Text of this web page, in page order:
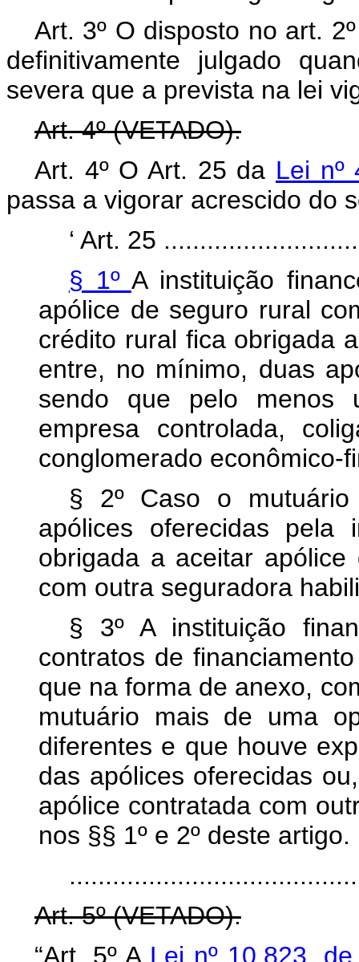
Art. 3º O disposto no art.
definitivamente julgado
severa que a prevista na lei
Art. 4º (VETADO).
Art. 4º O Art. 25 da Lei nº
passa a vigorar acrescido do
‘ Art. 25
§ 1º A instituição
apólice de seguro rural
crédito rural fica obrigada
entre, no mínimo, duas
sendo que pelo menos
empresa controlada,
conglomerado econômico-
§ 2º Caso o
apólices oferecidas pela
obrigada a aceitar
com outra seguradora
§ 3º A instituição
contratos de
que na forma de anexo,
mutuário mais de uma
diferentes e que houve
das apólices oferecidas
apólice contratada com
nos §§ 1º e 2º deste artigo.
Art. 5º (VETADO).
“Art. 5º A Lei nº 10.823,